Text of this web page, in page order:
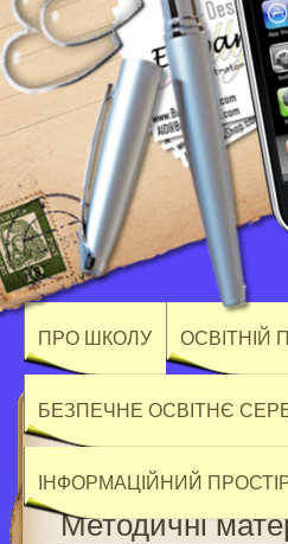
ПРО ШКОЛУ ОСВІТНІЙ
БЕЗПЕЧНЕ ОСВІТНЄ
ІНФОРМАЦІЙНИЙ
Методичні